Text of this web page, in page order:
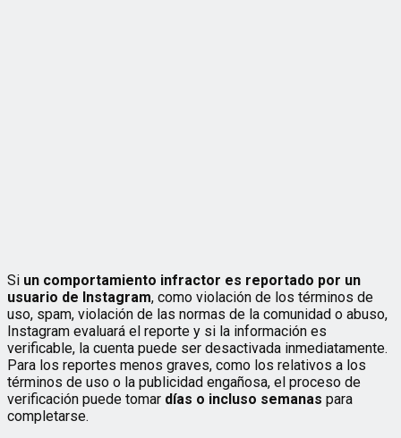
Si un comportamiento infractor es reportado por un
usuario de Instagram, como violación de los términos de
uso, spam, violación de las normas de la comunidad o abuso,
Instagram evaluará el reporte y si la información es
verificable, la cuenta puede ser desactivada inmediatamente.
Para los reportes menos graves, como los relativos a los
términos de uso o la publicidad engañosa, el proceso de
verificación puede tomar días o incluso semanas para
completarse.